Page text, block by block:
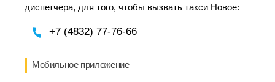
диспетчера, для того, чтобы вызвать такси Новое:
+7 (4832) 77-76-66
Мобильное приложение